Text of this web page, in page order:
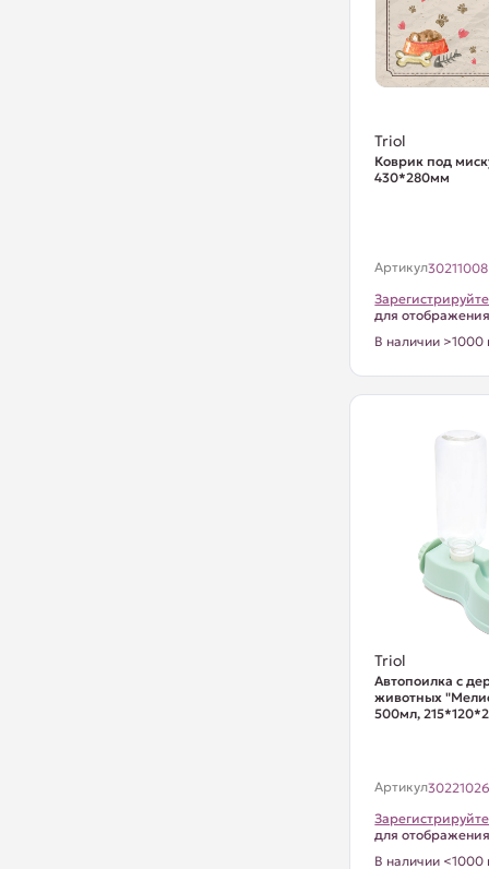
Triol
Коврик под
430*280мм
Артикул30211008
для
В наличии >1000
Triol
Автопоилка с
животных
500мл,
Артикул
для
В наличии <1000